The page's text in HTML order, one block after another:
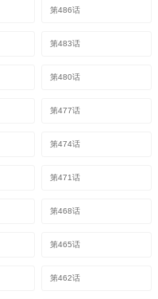
第486话
第483话
第480话
第477话
第474话
第471话
第468话
第465话
第462话